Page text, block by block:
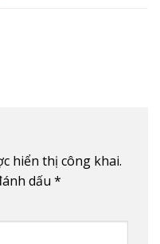
hiển thị công khai.
dấu *